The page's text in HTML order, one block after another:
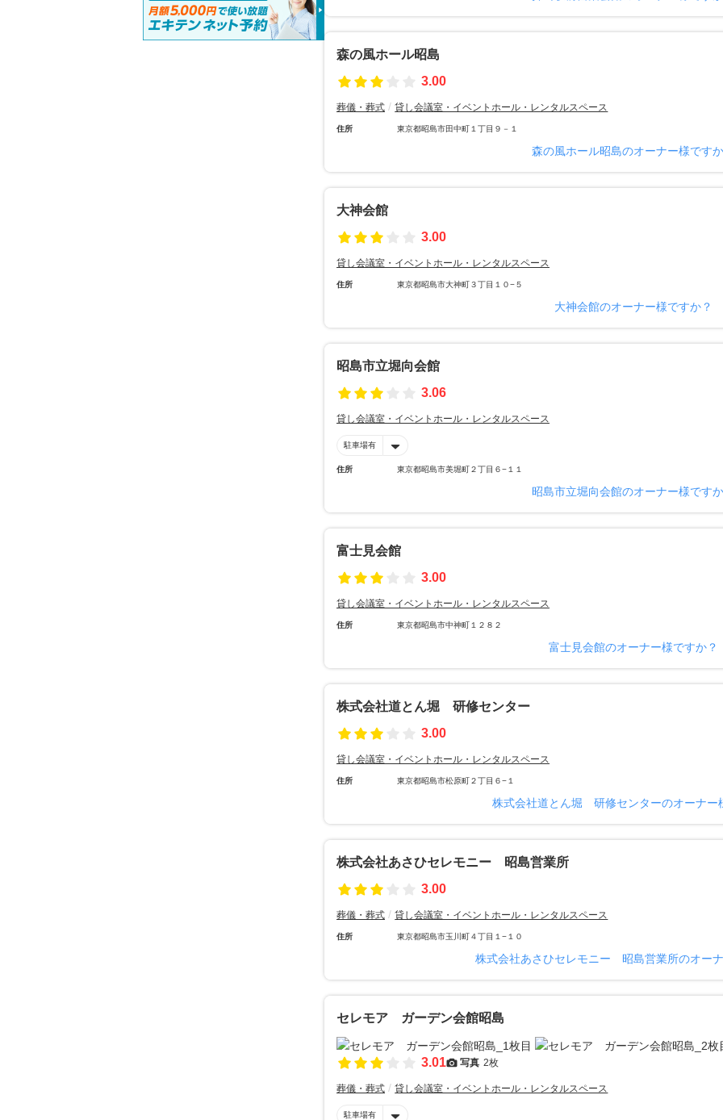
森の風ホール昭島
3.00
葬儀・葬式 貸し会議室・イベントホール・レンタルスペース
住所 東京都昭島市田中町１丁目９－１
森の風ホール昭島のオーナー様です
大神会館
3.00
貸し会議室・イベントホール・レンタルスペース
住所 東京都昭島市大神町３丁目１０−５
大神会館のオーナー様ですか？
昭島市立堀向会館
3.06
貸し会議室・イベントホール・レンタルスペース
駐車場有
住所 東京都昭島市美堀町２丁目６−１１
昭島市立堀向会館のオーナー様です
富士見会館
3.00
貸し会議室・イベントホール・レンタルスペース
住所 東京都昭島市中神町１２８２
富士見会館のオーナー様ですか？
株式会社道とん堀 研修センター
3.00
貸し会議室・イベントホール・レンタルスペース
住所 東京都昭島市松原町２丁目６−１
株式会社道とん堀 研修センターのオーナー
株式会社あさひセレモニー 昭島営業所
3.00
葬儀・葬式 貸し会議室・イベントホール・レンタルスペース
住所 東京都昭島市玉川町４丁目１−１０
株式会社あさひセレモニー 昭島営業所のオー
セレモア ガーデン会館昭島
3.01 写真 2枚
葬儀・葬式 貸し会議室・イベントホール・レンタルスペース
駐車場有